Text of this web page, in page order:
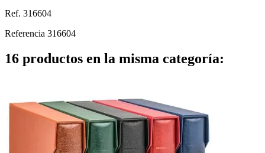
Ref. 316604
Referencia 316604
16 productos en la misma categoría: